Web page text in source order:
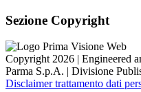
Sezione Copyright
Copyright 2026 | Engineered
Parma S.p.A. | Divisione
Disclaimer trattamento dati